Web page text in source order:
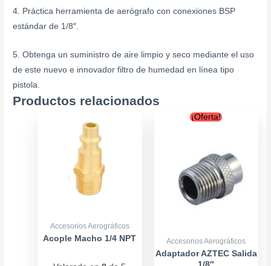
4. Práctica herramienta de aerógrafo con conexiones BSP
estándar de 1/8″.
5. Obtenga un suministro de aire limpio y seco mediante el uso
de este nuevo e innovador filtro de humedad en línea tipo
pistola.
Productos relacionados
Accesorios Aerográficos
Acople Macho 1/4 NPT
¡Oferta!
Accesorios Aerográficos
Adaptador AZTEC Salida
OriginalCurrent
$4.900.